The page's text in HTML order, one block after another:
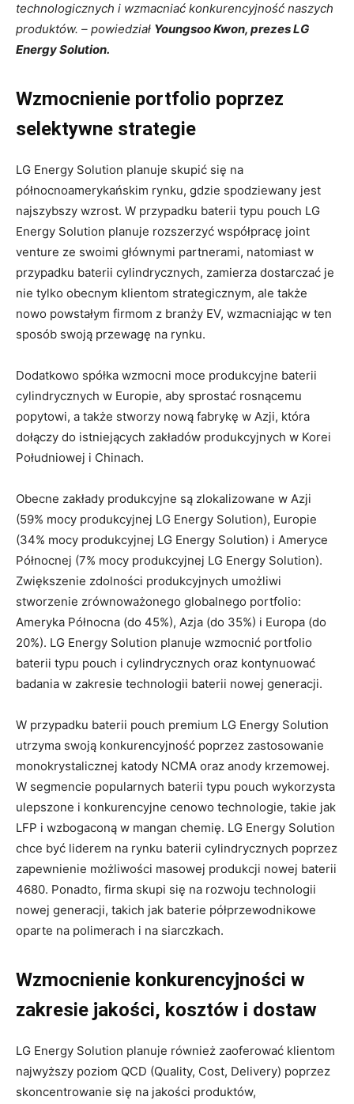
technologicznych i wzmacniać konkurencyjność naszych
produktów. – powiedział Youngsoo Kwon, prezes LG
Energy Solution.
Wzmocnienie portfolio poprzez
selektywne strategie
LG Energy Solution planuje skupić się na
północnoamerykańskim rynku, gdzie spodziewany jest
najszybszy wzrost. W przypadku baterii typu pouch LG
Energy Solution planuje rozszerzyć współpracę joint
venture ze swoimi głównymi partnerami, natomiast w
przypadku baterii cylindrycznych, zamierza dostarczać je
nie tylko obecnym klientom strategicznym, ale także
nowo powstałym firmom z branży EV, wzmacniając w ten
sposób swoją przewagę na rynku.
Dodatkowo spółka wzmocni moce produkcyjne baterii
cylindrycznych w Europie, aby sprostać rosnącemu
popytowi, a także stworzy nową fabrykę w Azji, która
dołączy do istniejących zakładów produkcyjnych w Korei
Południowej i Chinach.
Obecne zakłady produkcyjne są zlokalizowane w Azji
(59% mocy produkcyjnej LG Energy Solution), Europie
(34% mocy produkcyjnej LG Energy Solution) i Ameryce
Północnej (7% mocy produkcyjnej LG Energy Solution).
Zwiększenie zdolności produkcyjnych umożliwi
stworzenie zrównoważonego globalnego portfolio:
Ameryka Północna (do 45%), Azja (do 35%) i Europa (do
20%). LG Energy Solution planuje wzmocnić portfolio
baterii typu pouch i cylindrycznych oraz kontynuować
badania w zakresie technologii baterii nowej generacji.
W przypadku baterii pouch premium LG Energy Solution
utrzyma swoją konkurencyjność poprzez zastosowanie
monokrystalicznej katody NCMA oraz anody krzemowej.
W segmencie popularnych baterii typu pouch wykorzysta
ulepszone i konkurencyjne cenowo technologie, takie jak
LFP i wzbogaconą w mangan chemię. LG Energy Solution
chce być liderem na rynku baterii cylindrycznych poprzez
zapewnienie możliwości masowej produkcji nowej baterii
4680. Ponadto, firma skupi się na rozwoju technologii
nowej generacji, takich jak baterie półprzewodnikowe
oparte na polimerach i na siarczkach.
Wzmocnienie konkurencyjności w
zakresie jakości, kosztów i dostaw
LG Energy Solution planuje również zaoferować klientom
najwyższy poziom QCD (Quality, Cost, Delivery) poprzez
skoncentrowanie się na jakości produktów,